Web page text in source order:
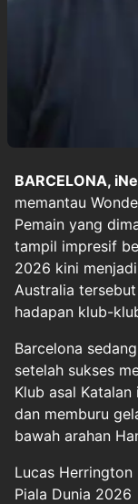
BARCELONA,
memantau
Pemain yang
tampil impresif
2026 kini
Australia
hadapan klub-
Barcelona
setelah sukses
Klub asal
dan memburu
bawah arahan
Lucas Herrington
Piala Dunia 2026